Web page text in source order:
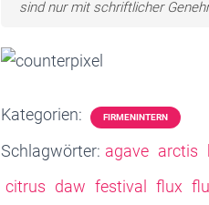
sind nur mit schriftlicher
Kategorien: FIRMENINTERN
Schlagwörter: agave arctis
citrus daw festival flux